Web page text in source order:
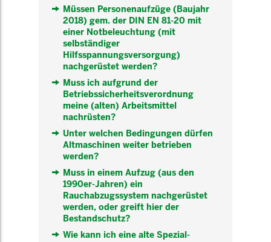
Müssen Personenaufzüge (Baujahr
2018) gem. der DIN EN 81-20 mit
einer Notbeleuchtung (mit
selbständiger
Hilfsspannungsversorgung)
nachgerüstet werden?
Muss ich aufgrund der
Betriebssicherheitsverordnung
meine (alten) Arbeitsmittel
nachrüsten?
Unter welchen Bedingungen dürfen
Altmaschinen weiter betrieben
werden?
Muss in einem Aufzug (aus den
1990er-Jahren) ein
Rauchabzugssystem nachgerüstet
werden, oder greift hier der
Bestandschutz?
Wie kann ich eine alte Spezial-